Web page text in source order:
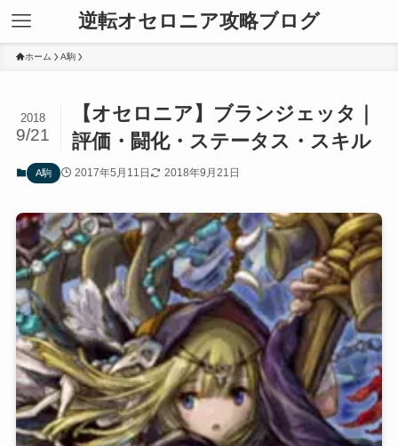
逆転オセロニア攻略ブログ
ホーム A駒
【オセロニア】ブランジェッタ｜
評価・闘化・ステータス・スキル
2018
9/21
A駒 2017年5月11日 2018年9月21日